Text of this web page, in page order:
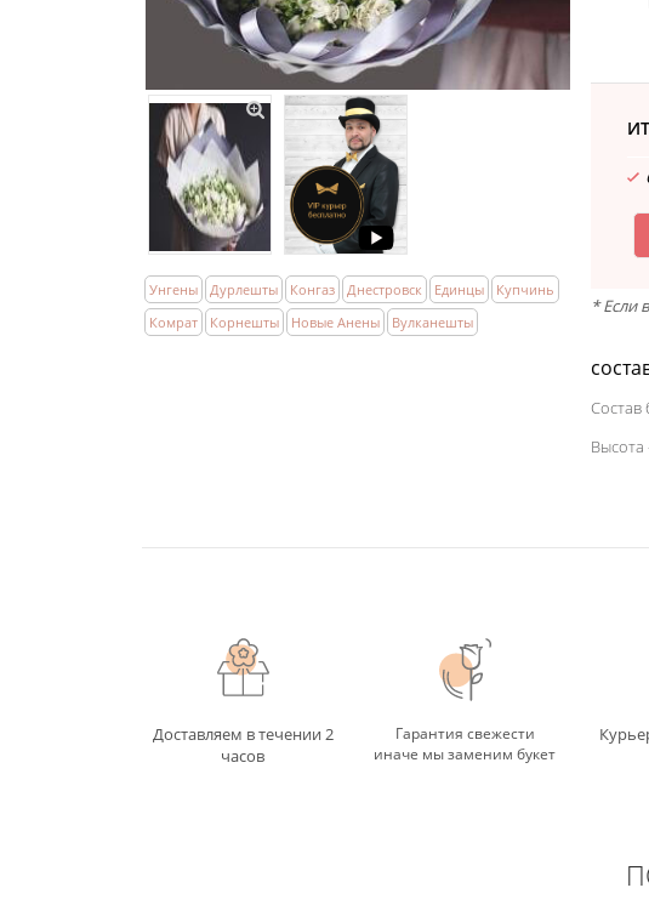
Унгены Дурлешты Конгаз Днестровск Единцы
Купчинь
Комрат
Корнешты Новые Анены Вулканешты
* Если
Состав
Высота
Доставляем в течении 2
часов
Гарантия свежести
иначе мы заменим букет